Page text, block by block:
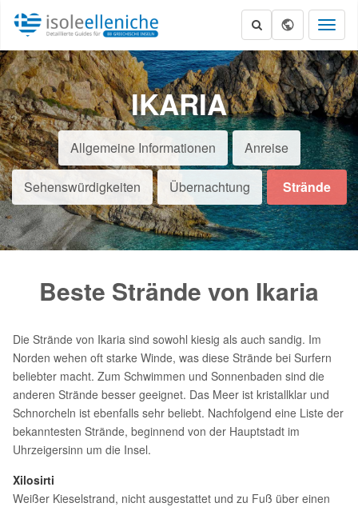
IKARIA
Allgemeine Informationen Anreise
Sehenswürdigkeiten Übernachtung Strände
Beste Strände von Ikaria
Die Strände von Ikaria sind sowohl kiesig als auch sandig. Im
Norden wehen oft starke Winde, was diese Strände bei Surfern
beliebter macht. Zum Schwimmen und Sonnenbaden sind die
anderen Strände besser geeignet. Das Meer ist kristallklar und
Schnorcheln ist ebenfalls sehr beliebt. Nachfolgend eine Liste der
bekanntesten Strände, beginnend von der Hauptstadt im
Uhrzeigersinn um die Insel.
Xilosirti
Weißer Kieselstrand, nicht ausgestattet und zu Fuß über einen